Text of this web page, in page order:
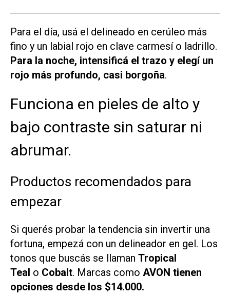
Para el día, usá el delineado en cerúleo más
fino y un labial rojo en clave carmesí o ladrillo.
Para la noche, intensificá el trazo y elegí un
rojo más profundo, casi borgoña.
Funciona en pieles de alto y
bajo contraste sin saturar ni
abrumar.
Productos recomendados para
empezar
Si querés probar la tendencia sin invertir una
fortuna, empezá con un delineador en gel. Los
tonos que buscás se llaman Tropical
Teal o Cobalt. Marcas como AVON tienen
opciones desde los $14.000.